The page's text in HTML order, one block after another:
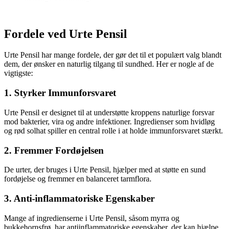
Fordele ved Urte Pensil
Urte Pensil har mange fordele, der gør det til et populært valg blandt
dem, der ønsker en naturlig tilgang til sundhed. Her er nogle af de
vigtigste:
1. Styrker Immunforsvaret
Urte Pensil er designet til at understøtte kroppens naturlige forsvar
mod bakterier, vira og andre infektioner. Ingredienser som hvidløg
og rød solhat spiller en central rolle i at holde immunforsvaret stærkt.
2. Fremmer Fordøjelsen
De urter, der bruges i Urte Pensil, hjælper med at støtte en sund
fordøjelse og fremmer en balanceret tarmflora.
3. Anti-inflammatoriske Egenskaber
Mange af ingredienserne i Urte Pensil, såsom myrra og
bukkehornsfrø, har antiinflammatoriske egenskaber, der kan hjælpe